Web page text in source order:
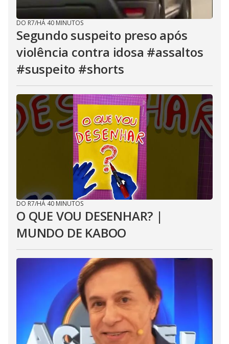
DO R7/HÁ 40 MINUTOS
Segundo suspeito preso após
violência contra idosa #assaltos
#suspeito #shorts
DO R7/HÁ 40 MINUTOS
O QUE VOU DESENHAR? |
MUNDO DE KABOO